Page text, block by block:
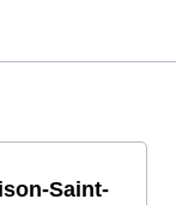
Saint-